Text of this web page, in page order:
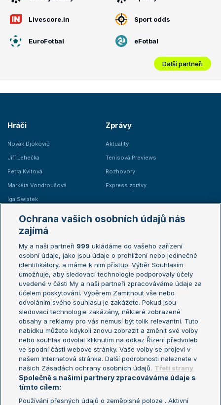
Livescore.in Sport odds
EuroFotbal eFotbal
Další partneři
Hráči
Novak Djokovič
Jiří Lehečka
Petra Kvitová
Markéta Vondroušová
Iga Swiatek
Zprávy
Aktuality
Tenisová Previews
Rozhovory
Express zprávy
Žebříčky
Žebříček ATP (muži)
Žebříček WTA (ženy)
Sázkařský žebříček
Australian Open
French Open
Wimbledon
US Open
Turnaj mistrů
Turnaj mistryň
Aktualní trendy
Fotbalové přestupy
Livesport Daily
LS Prague Open
Ochrana vašich osobních údajů nás
zajímá
My a naši partneři 999 ukládáme do vašeho zařízení
osobní údaje, jako jsou údaje o prohlížení nebo jedinečné
identifikátory, a máme k nim přístup. Výběr Souhlasím
umožňuje, aby sledovací technologie podporovaly účely
uvedené v části My a naši partneři zpracováváme údaje za
účelem poskytování. Výběrem Zamítnout vše nebo
odvoláním svého souhlasu je zakážete. Pokud jsou
sledovací technologie zakázány, některé zobrazené
obsahy a reklamy pro vás nemusí být tolik relevantní. Tuto
nabídku můžete kdykoli znovu zobrazit a změnit své volby
nebo souhlas odvolat kliknutím na odkaz Řízení předvoleb
ve spodní části webové stránky. Vaše volby se projeví v
našem Internetová stránka. Další podrobnosti naleznete v
našich Zásadách ochrany osobních údajů. Třetí strany
Společně s našimi partnery zpracováváme údaje s
tímto cílem:
Používání přesných údajů o zeměpisné poloze . Aktivní